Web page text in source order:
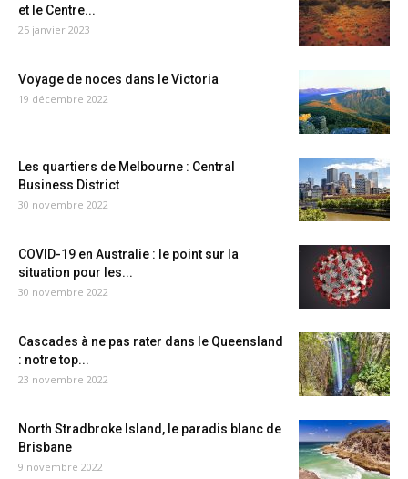
et le Centre...
25 janvier 2023
Voyage de noces dans le Victoria
19 décembre 2022
Les quartiers de Melbourne : Central
Business District
30 novembre 2022
COVID-19 en Australie : le point sur la
situation pour les...
30 novembre 2022
Cascades à ne pas rater dans le Queensland
: notre top...
23 novembre 2022
North Stradbroke Island, le paradis blanc de
Brisbane
9 novembre 2022